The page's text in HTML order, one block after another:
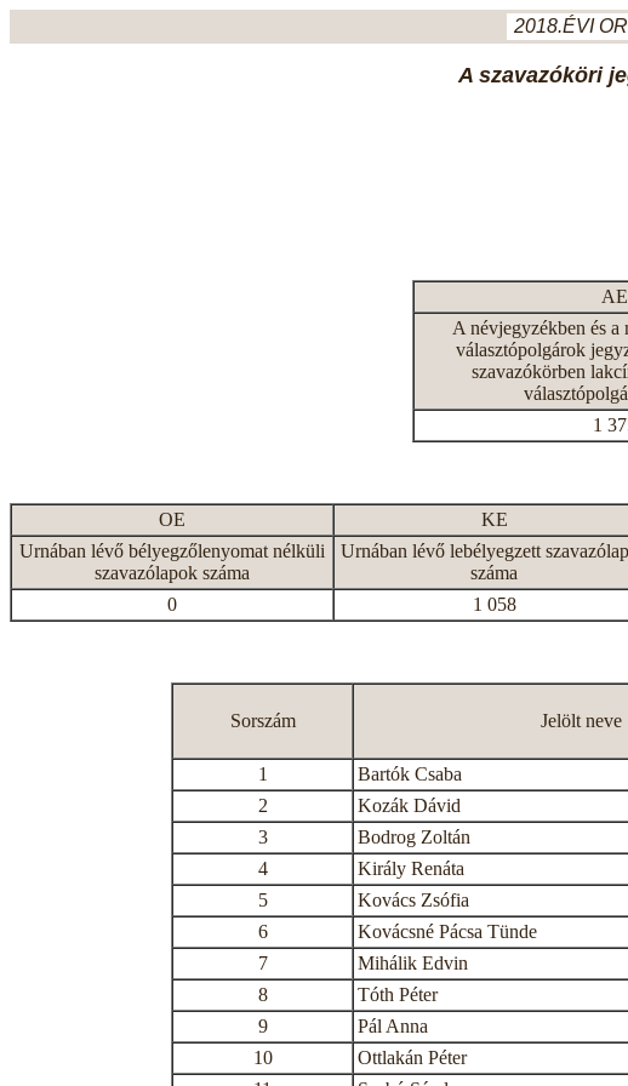
2018.ÉVI
A szavazóköri
AE
A névjegyzékben és
választópolgárok
szavazókörben
1
OE KE
Urnában lévő bélyegzőlenyomat nélküli
szavazólapok száma
Urnában lévő lebélyegzett
száma
0 1 058
Sorszám Jelölt neve
1
Bartók Csaba
2
Kozák Dávid
3
Bodrog Zoltán
4
Király Renáta
5
Kovács Zsófia
6
Kovácsné Pácsa Tünde
7
Mihálik Edvin
8
Tóth Péter
9
Pál Anna
10
Ottlakán Péter